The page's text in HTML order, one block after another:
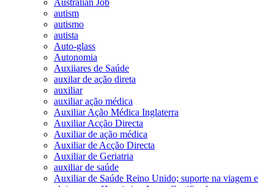
autism
autismo
autista
Auto-glass
Autonomia
Auxiiares de Saúde
auxilar de ação direta
auxiliar
auxiliar ação médica
Auxiliar Ação Médica Inglaterra
Auxiliar Acção Directa
Auxiliar de ação médica
Auxiliar de Acção Directa
Auxiliar de Geriatria
auxiliar de saúde
Auxiliar de Saúde Reino Unido; suporte na viagem e